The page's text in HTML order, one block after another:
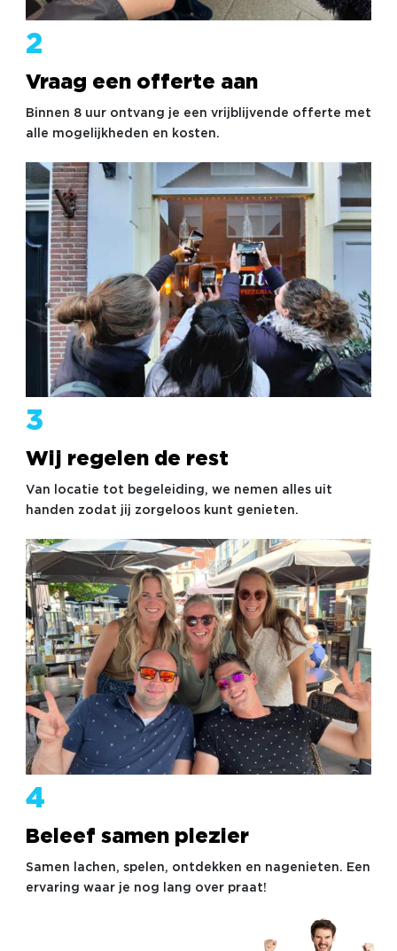
2
Vraag een offerte aan
Binnen 8 uur ontvang je een vrijblijvende offerte met
alle mogelijkheden en kosten.
3
Wij regelen de rest
Van locatie tot begeleiding, we nemen alles uit
handen zodat jij zorgeloos kunt genieten.
4
Beleef samen plezier
Samen lachen, spelen, ontdekken en nagenieten. Een
ervaring waar je nog lang over praat!